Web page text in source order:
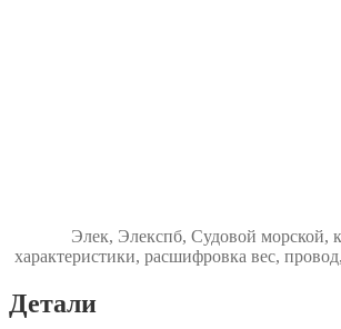
Элек, Элекспб, Судовой морской,
характеристики, расшифровка вес,
Детали